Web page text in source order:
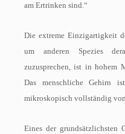
am Ertrinken sind.“
Die extreme Einzigartigkeit
um anderen Spezies
zuzusprechen, ist in hohem
Das menschliche Gehirn
mikroskopisch vollständig
Eines der grundsätzlichsten